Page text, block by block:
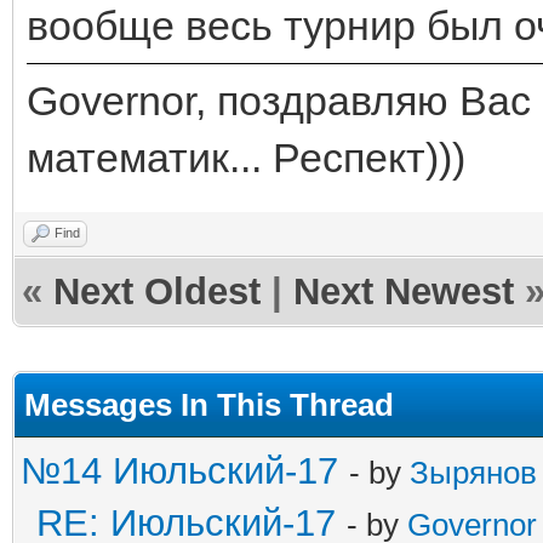
вообще весь турнир был
Governor, поздравляю
математик... Респект)))
Find
« Next Oldest Next Newest
Messages In This Thread
№14 Июльский-17 - by Зырянов
RE: Июльский-17 - by Governor